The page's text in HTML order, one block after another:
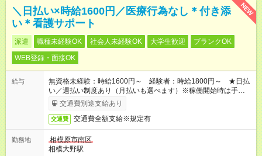
NEW
＼日払い×時給1600円／医療行為なし＊付き添
い＊看護サポート
派遣 職種未経験OK 社会人未経験OK 大学生歓迎
ブランクOK
WEB登録・面接OK
給与
無資格未経験：時給1600円～ 経験者：時給1800円～ ★日払
い／週払い制度あり（月払いも選べます）※稼働開始時は手続き
完了次第のお支払いとなります。
交通費別途支給あり
交通費 交通費全額支給※規定有
勤務地
相模原市南区
相模大野駅